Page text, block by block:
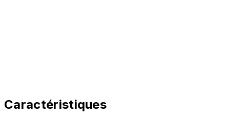
Caractéristiques